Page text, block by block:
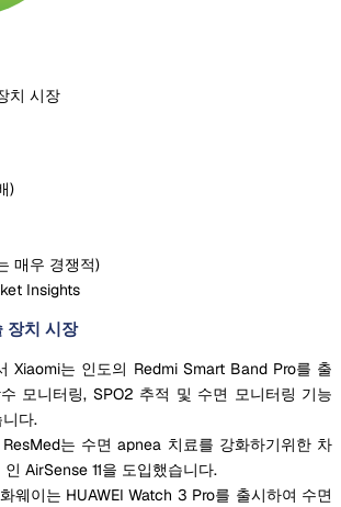
치 시장
)
매우 경쟁적)
Insights
장치 시장
Xiaomi는 인도의 Redmi Smart Band Pro를 출
모니터링, SPO2 추적 및 수면 모니터링 기능
다.
는 수면 apnea 치료를 강화하기위한 차
AirSense 11을 도입했습니다.
웨이는 HUAWEI Watch 3 Pro를 출시하여 수면